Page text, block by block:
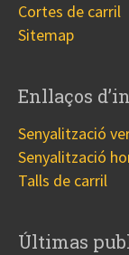
Cortes de carril
Sitemap
Enllaços
Senyalització
Senyalització
Talls de carril
Últimas